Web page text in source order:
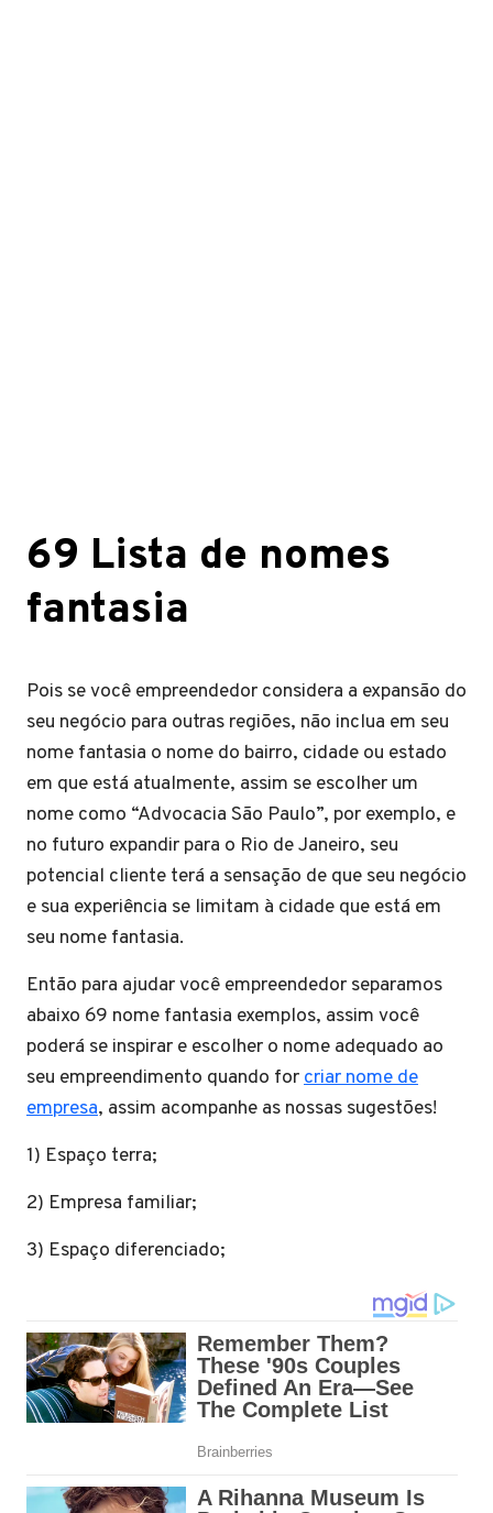
69 Lista de nomes
fantasia
Pois se você empreendedor considera a expansão do
seu negócio para outras regiões, não inclua em seu
nome fantasia o nome do bairro, cidade ou estado
em que está atualmente, assim se escolher um
nome como “Advocacia São Paulo”, por exemplo, e
no futuro expandir para o Rio de Janeiro, seu
potencial cliente terá a sensação de que seu negócio
e sua experiência se limitam à cidade que está em
seu nome fantasia.
Então para ajudar você empreendedor separamos
abaixo 69 nome fantasia exemplos, assim você
poderá se inspirar e escolher o nome adequado ao
seu empreendimento quando forcriar nome de
empresa, assim acompanhe as nossas sugestões!
1) Espaço terra;
2) Empresa familiar;
3) Espaço diferenciado;